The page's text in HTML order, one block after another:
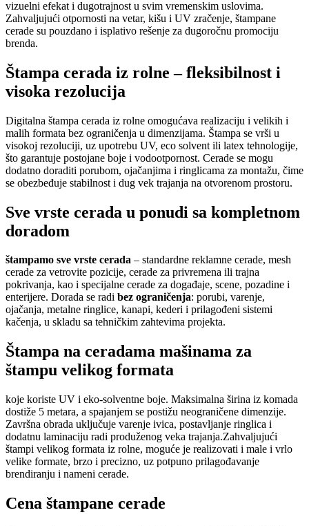
vizuelni efekat i dugotrajnost u svim vremenskim uslovima.
Zahvaljujući otpornosti na vetar, kišu i UV zračenje, štampane
cerade su pouzdano i isplativo rešenje za dugoročnu promociju
brenda.
Štampa cerada iz rolne – fleksibilnost i
visoka rezolucija
Digitalna štampa cerada iz rolne omogućava realizaciju i velikih i
malih formata bez ograničenja u dimenzijama. Štampa se vrši u
visokoj rezoluciji, uz upotrebu UV, eco solvent ili latex tehnologije,
što garantuje postojane boje i vodootpornost. Cerade se mogu
dodatno doraditi porubom, ojačanjima i ringlicama za montažu, čime
se obezbeđuje stabilnost i dug vek trajanja na otvorenom prostoru.
Sve vrste cerada u ponudi sa kompletnom
doradom
štampamo sve vrste cerada – standardne reklamne cerade, mesh
cerade za vetrovite pozicije, cerade za privremena ili trajna
pokrivanja, kao i specijalne cerade za događaje, scene, pozadine i
enterijere. Dorada se radi bez ograničenja: porubi, varenje,
ojačanja, metalne ringlice, kanapi, kederi i prilagođeni sistemi
kačenja, u skladu sa tehničkim zahtevima projekta.
Štampa na ceradama mašinama za
štampu velikog formata
koje koriste UV i eko-solventne boje. Maksimalna širina iz komada
dostiže 5 metara, a spajanjem se postižu neograničene dimenzije.
Završna obrada uključuje varenje ivica, postavljanje ringlica i
dodatnu laminaciju radi produženog veka trajanja.Zahvaljujući
štampi velikog formata iz rolne, moguće je realizovati i male i vrlo
velike formate, brzo i precizno, uz potpuno prilagođavanje
brendiranju i nameni cerade.
Cena štampane cerade